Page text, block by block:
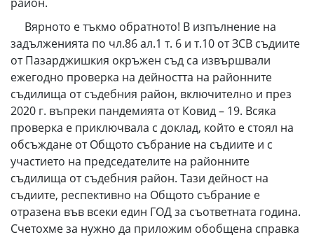
Вярното е тъкмо обратното! В изпълнение на
задълженията по чл.86 ал.1 т. 6 и т.10 от ЗСВ съдиите
от Пазарджишкия окръжен съд са извършвали
ежегодно проверка на дейността на районните
съдилища от съдебния район, включително и през
2020 г. въпреки пандемията от Ковид – 19. Всяка
проверка е приключвала с доклад, който е стоял на
обсъждане от Общото събрание на съдиите и с
участието на председателите на районните
съдилища от съдебния район. Тази дейност на
съдиите, респективно на Общото събрание е
отразена във всеки един ГОД за съответната година.
Счетохме за нужно да приложим обобщена справка